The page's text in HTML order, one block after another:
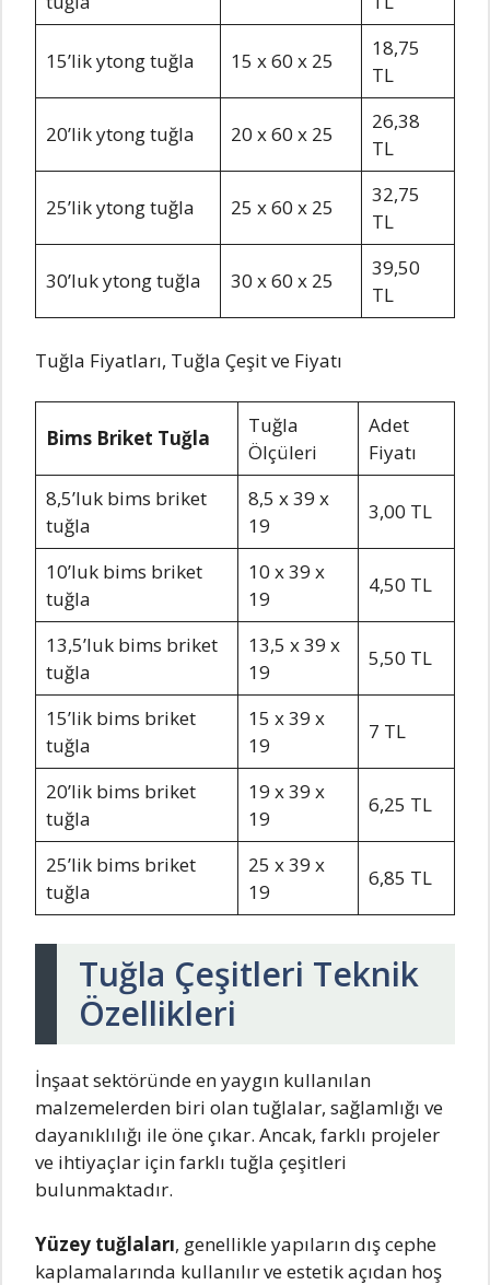
15’lik ytong tuğla 15 x 60 x 25
18,75
TL
20’lik ytong tuğla 20 x 60 x 25
26,38
TL
25’lik ytong tuğla 25 x 60 x 25
32,75
TL
30’luk ytong tuğla 30 x 60 x 25
39,50
TL
Tuğla Fiyatları, Tuğla Çeşit ve Fiyatı
Bims Briket Tuğla
Tuğla
Ölçüleri
Adet
Fiyatı
8,5’luk bims briket
tuğla
8,5 x 39 x
19
3,00 TL
10’luk bims briket
tuğla
10 x 39 x
19
4,50 TL
13,5’luk bims briket
tuğla
13,5 x 39 x
19
5,50 TL
15’lik bims briket
tuğla
15 x 39 x
19
7 TL
20’lik bims briket
tuğla
19 x 39 x
19
6,25 TL
25’lik bims briket
tuğla
25 x 39 x
19
6,85 TL
Tuğla Çeşitleri Teknik
Özellikleri
İnşaat sektöründe en yaygın kullanılan
malzemelerden biri olan tuğlalar, sağlamlığı ve
dayanıklılığı ile öne çıkar. Ancak, farklı projeler
ve ihtiyaçlar için farklı tuğla çeşitleri
bulunmaktadır.
Yüzey tuğlaları, genellikle yapıların dış cephe
kaplamalarında kullanılır ve estetik açıdan hoş